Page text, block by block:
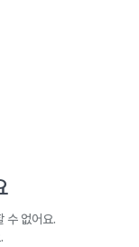
수 없어요.